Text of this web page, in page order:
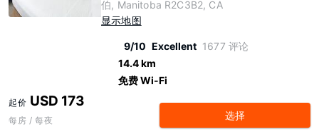
伯, Manitoba R2C3B2, CA
显示地图
9/10 Excellent 1677 评论
14.4 km
免费 Wi-Fi
起价 USD 173
每房 / 每夜 选择